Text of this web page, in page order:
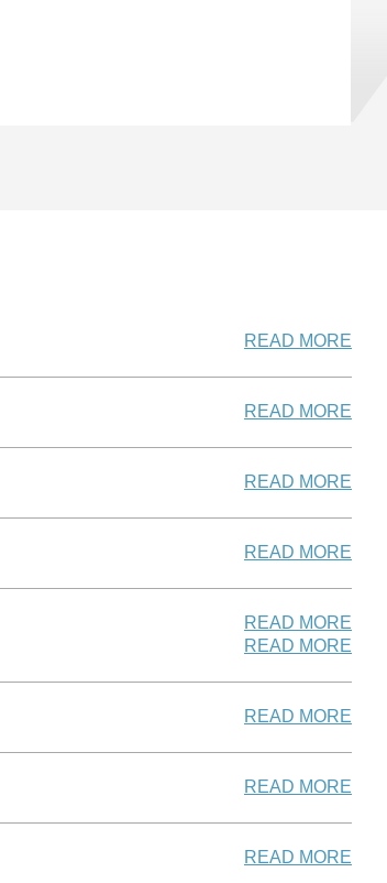
READ MORE
READ MORE
READ MORE
READ MORE
READ MORE
READ MORE
READ MORE
READ MORE
READ MORE